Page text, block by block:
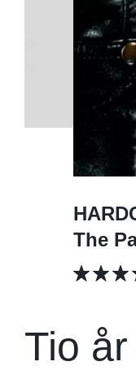
The
Tio